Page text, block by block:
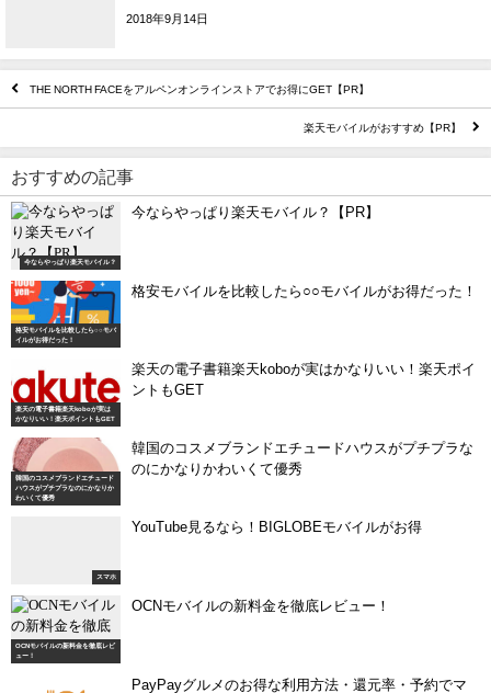
2018年9月14日
THE NORTH FACEをアルペンオンラインストアでお得にGET【PR】
楽天モバイルがおすすめ【PR】
おすすめの記事
今ならやっぱり楽天モバイル？
今ならやっぱり楽天モバイル？【PR】
格安モバイルを比較したら○○モバ
イルがお得だった！
格安モバイルを比較したら○○モバイルがお得だった！
楽天の電子書籍楽天koboが実は
かなりいい！楽天ポイントもGET
楽天の電子書籍楽天koboが実はかなりいい！楽天ポイ
ントもGET
韓国のコスメブランドエチュード
ハウスがプチプラなのにかなりか
わいくて優秀
韓国のコスメブランドエチュードハウスがプチプラな
のにかなりかわいくて優秀
スマホ
YouTube見るなら！BIGLOBEモバイルがお得
OCNモバイルの新料金を徹底レビ
ュー！
OCNモバイルの新料金を徹底レビュー！
PayPayグルメのお得な利用方法・還元率・予約でマ